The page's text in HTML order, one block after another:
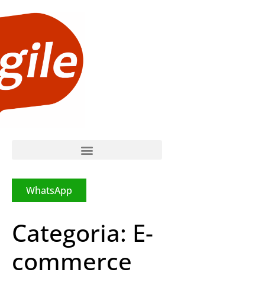
WhatsApp
Categoria: E-
commerce